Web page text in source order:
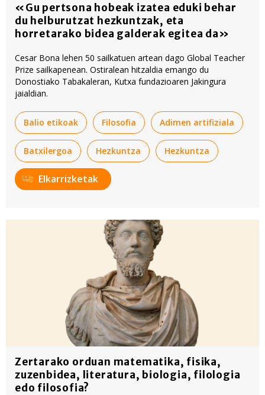
«Gu pertsona hobeak izatea eduki behar
du helburutzat hezkuntzak, eta
horretarako bidea galderak egitea da»
Cesar Bona lehen 50 sailkatuen artean dago Global Teacher
Prize sailkapenean. Ostiralean hitzaldia emango du
Donostiako Tabakaleran, Kutxa fundazioaren Jakingura
jaialdian.
Balio etikoak Filosofia Adimen artifiziala
Batxilergoa Hezkuntza Hezkuntza
Elkarrizketak
Zertarako orduan matematika, fisika,
zuzenbidea, literatura, biologia, filologia
edo filosofia?